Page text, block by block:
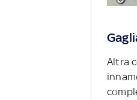
Altra